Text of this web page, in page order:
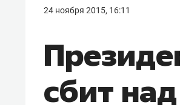
24 ноября 2015, 16:11
сбит